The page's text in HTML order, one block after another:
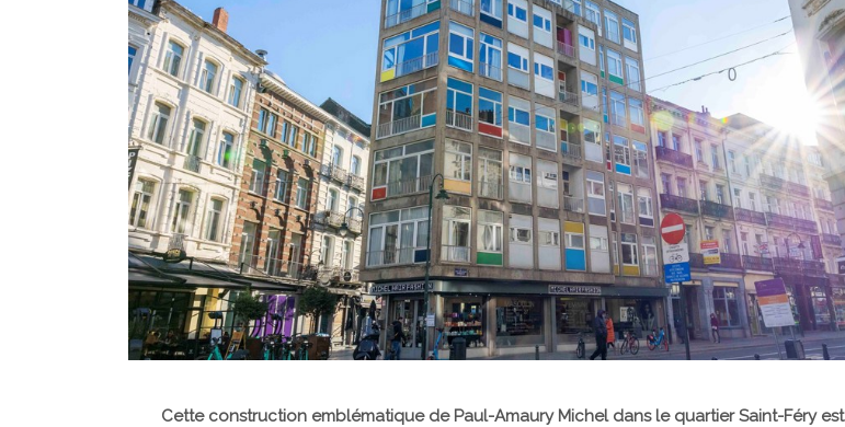
Cette construction emblématique de Paul-Amaury Michel dans le quartier Saint-Féry est